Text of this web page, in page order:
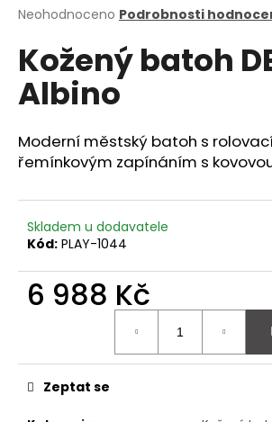
Průměrné
produktu
je
0,0
z
hvězdiček.
Neohodnoceno Podrobnosti
Kožený batoh
Albino
Moderní městský batoh s
řemínkovým zapínáním s
Skladem u dodavatele
Kód: PLAY-1044
6 988 Kč
Zeptat se
a
j
í
t
D
o
r
u